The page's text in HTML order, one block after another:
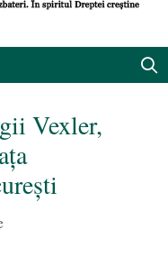
Vexler,